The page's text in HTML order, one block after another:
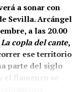
a sonar con
Sevilla. Arcángel
a las 20.00
La copla del cante,
ese territorio
parte del siglo
flamenco se